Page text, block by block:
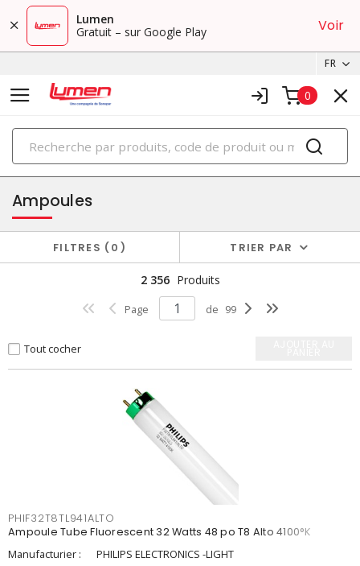
Lumen
Gratuit – sur Google Play
Voir
FR
0
PRODUITS
éclairage
Ampoules
FILTRES 0 TRIER PAR
2 356 Produits
Page de 99
Tout cocher
PHIF32T8TL941ALTO
Ampoule Tube Fluorescent 32 Watts 48 po T8 Alto 4100°K
Manufacturier :
PHILIPS ELECTRONICS -LIGHT